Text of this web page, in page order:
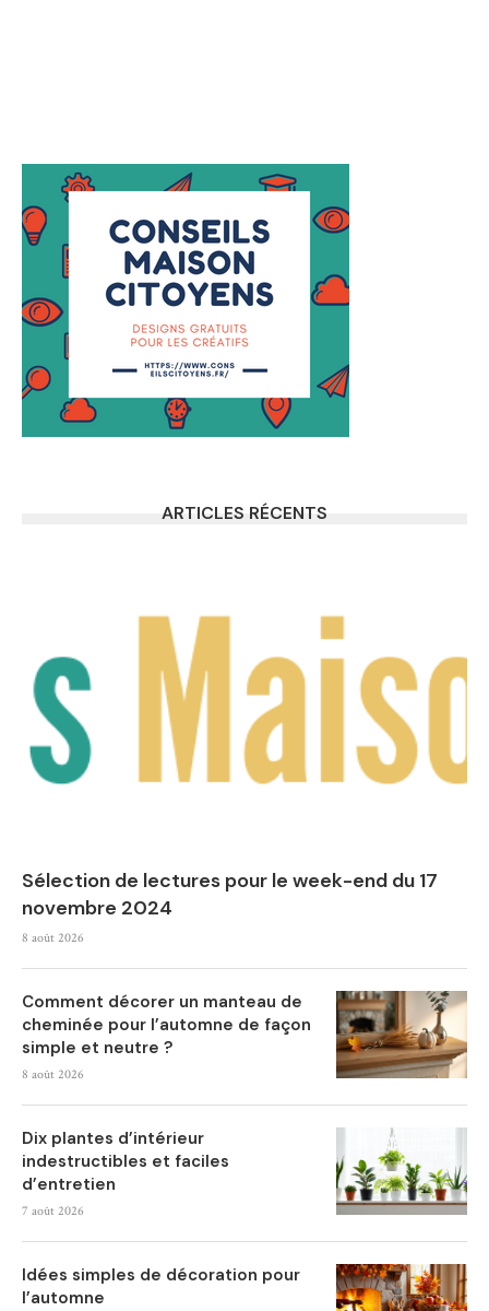
ARTICLES RÉCENTS
Sélection de lectures pour le week-end du 17
novembre 2024
8 août 2026
Comment décorer un manteau de
cheminée pour l’automne de façon
simple et neutre ?
8 août 2026
Dix plantes d’intérieur
indestructibles et faciles
d’entretien
7 août 2026
Idées simples de décoration pour
l’automne